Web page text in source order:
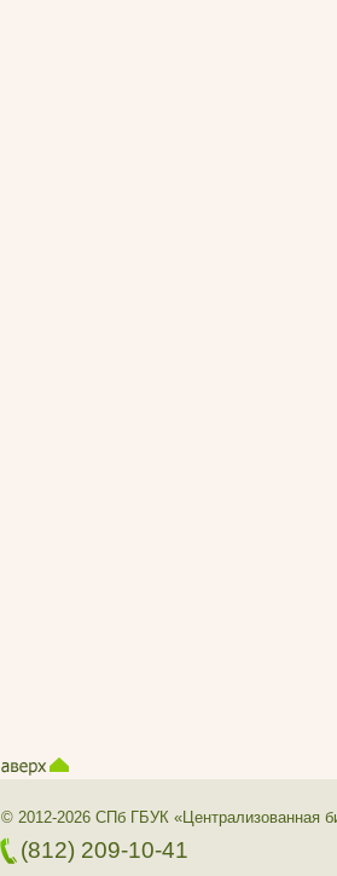
© 2012-2026 СПб ГБУК «Централизованная
(812) 209-10-41